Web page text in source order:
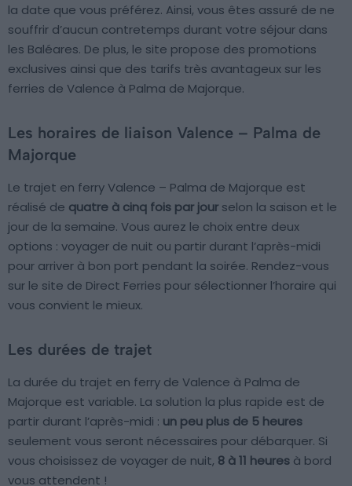
la date que vous préférez. Ainsi, vous êtes assuré de ne
souffrir d’aucun contretemps durant votre séjour dans
les Baléares. De plus, le site propose des promotions
exclusives ainsi que des tarifs très avantageux sur les
ferries de Valence à Palma de Majorque.
Les horaires de liaison Valence – Palma de
Majorque
Le trajet en ferry Valence – Palma de Majorque est
réalisé de quatre à cinq fois par jour selon la saison et le
jour de la semaine. Vous aurez le choix entre deux
options : voyager de nuit ou partir durant l’après-midi
pour arriver à bon port pendant la soirée. Rendez-vous
sur le site de Direct Ferries pour sélectionner l’horaire qui
vous convient le mieux.
Les durées de trajet
La durée du trajet en ferry de Valence à Palma de
Majorque est variable. La solution la plus rapide est de
partir durant l’après-midi : un peu plus de 5 heures
seulement vous seront nécessaires pour débarquer. Si
vous choisissez de voyager de nuit, 8 à 11 heures à bord
vous attendent !